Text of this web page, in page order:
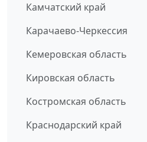
Камчатский край
Карачаево-Черкессия
Кемеровская область
Кировская область
Костромская область
Краснодарский край